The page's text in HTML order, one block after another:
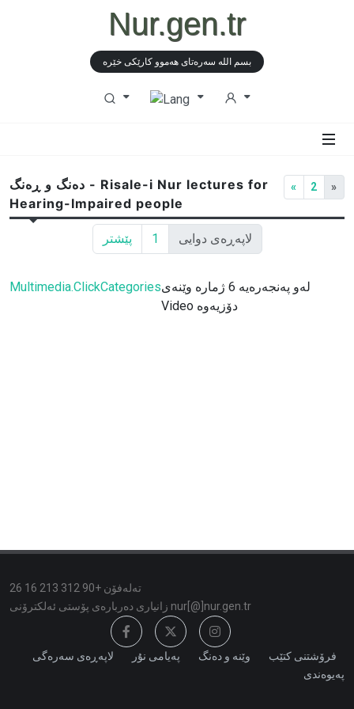
Nur.gen.tr
بسم الله سەرەتای هەموو كارێكی خێرە
دەنگ و ڕەنگ - Risale-i Nur lectures for
Hearing-Impaired people
« 2 »
پێشتر 1 لاپەڕەی دوایی
Multimedia.ClickCategoriesلەو پەنجەرەیە 6 ژمارە وێنەی
Video دۆزیەوە
تەلەفۆن +90 312 213 16 26
زانیاری دەربارەی پۆستی ئەلكترۆنی nur[@]nur.gen.tr
لاپەڕەی سەرەگی پەیامی نۇر وێنە و دەنگ
فرۆشتنی کتێب
پەیوەندی